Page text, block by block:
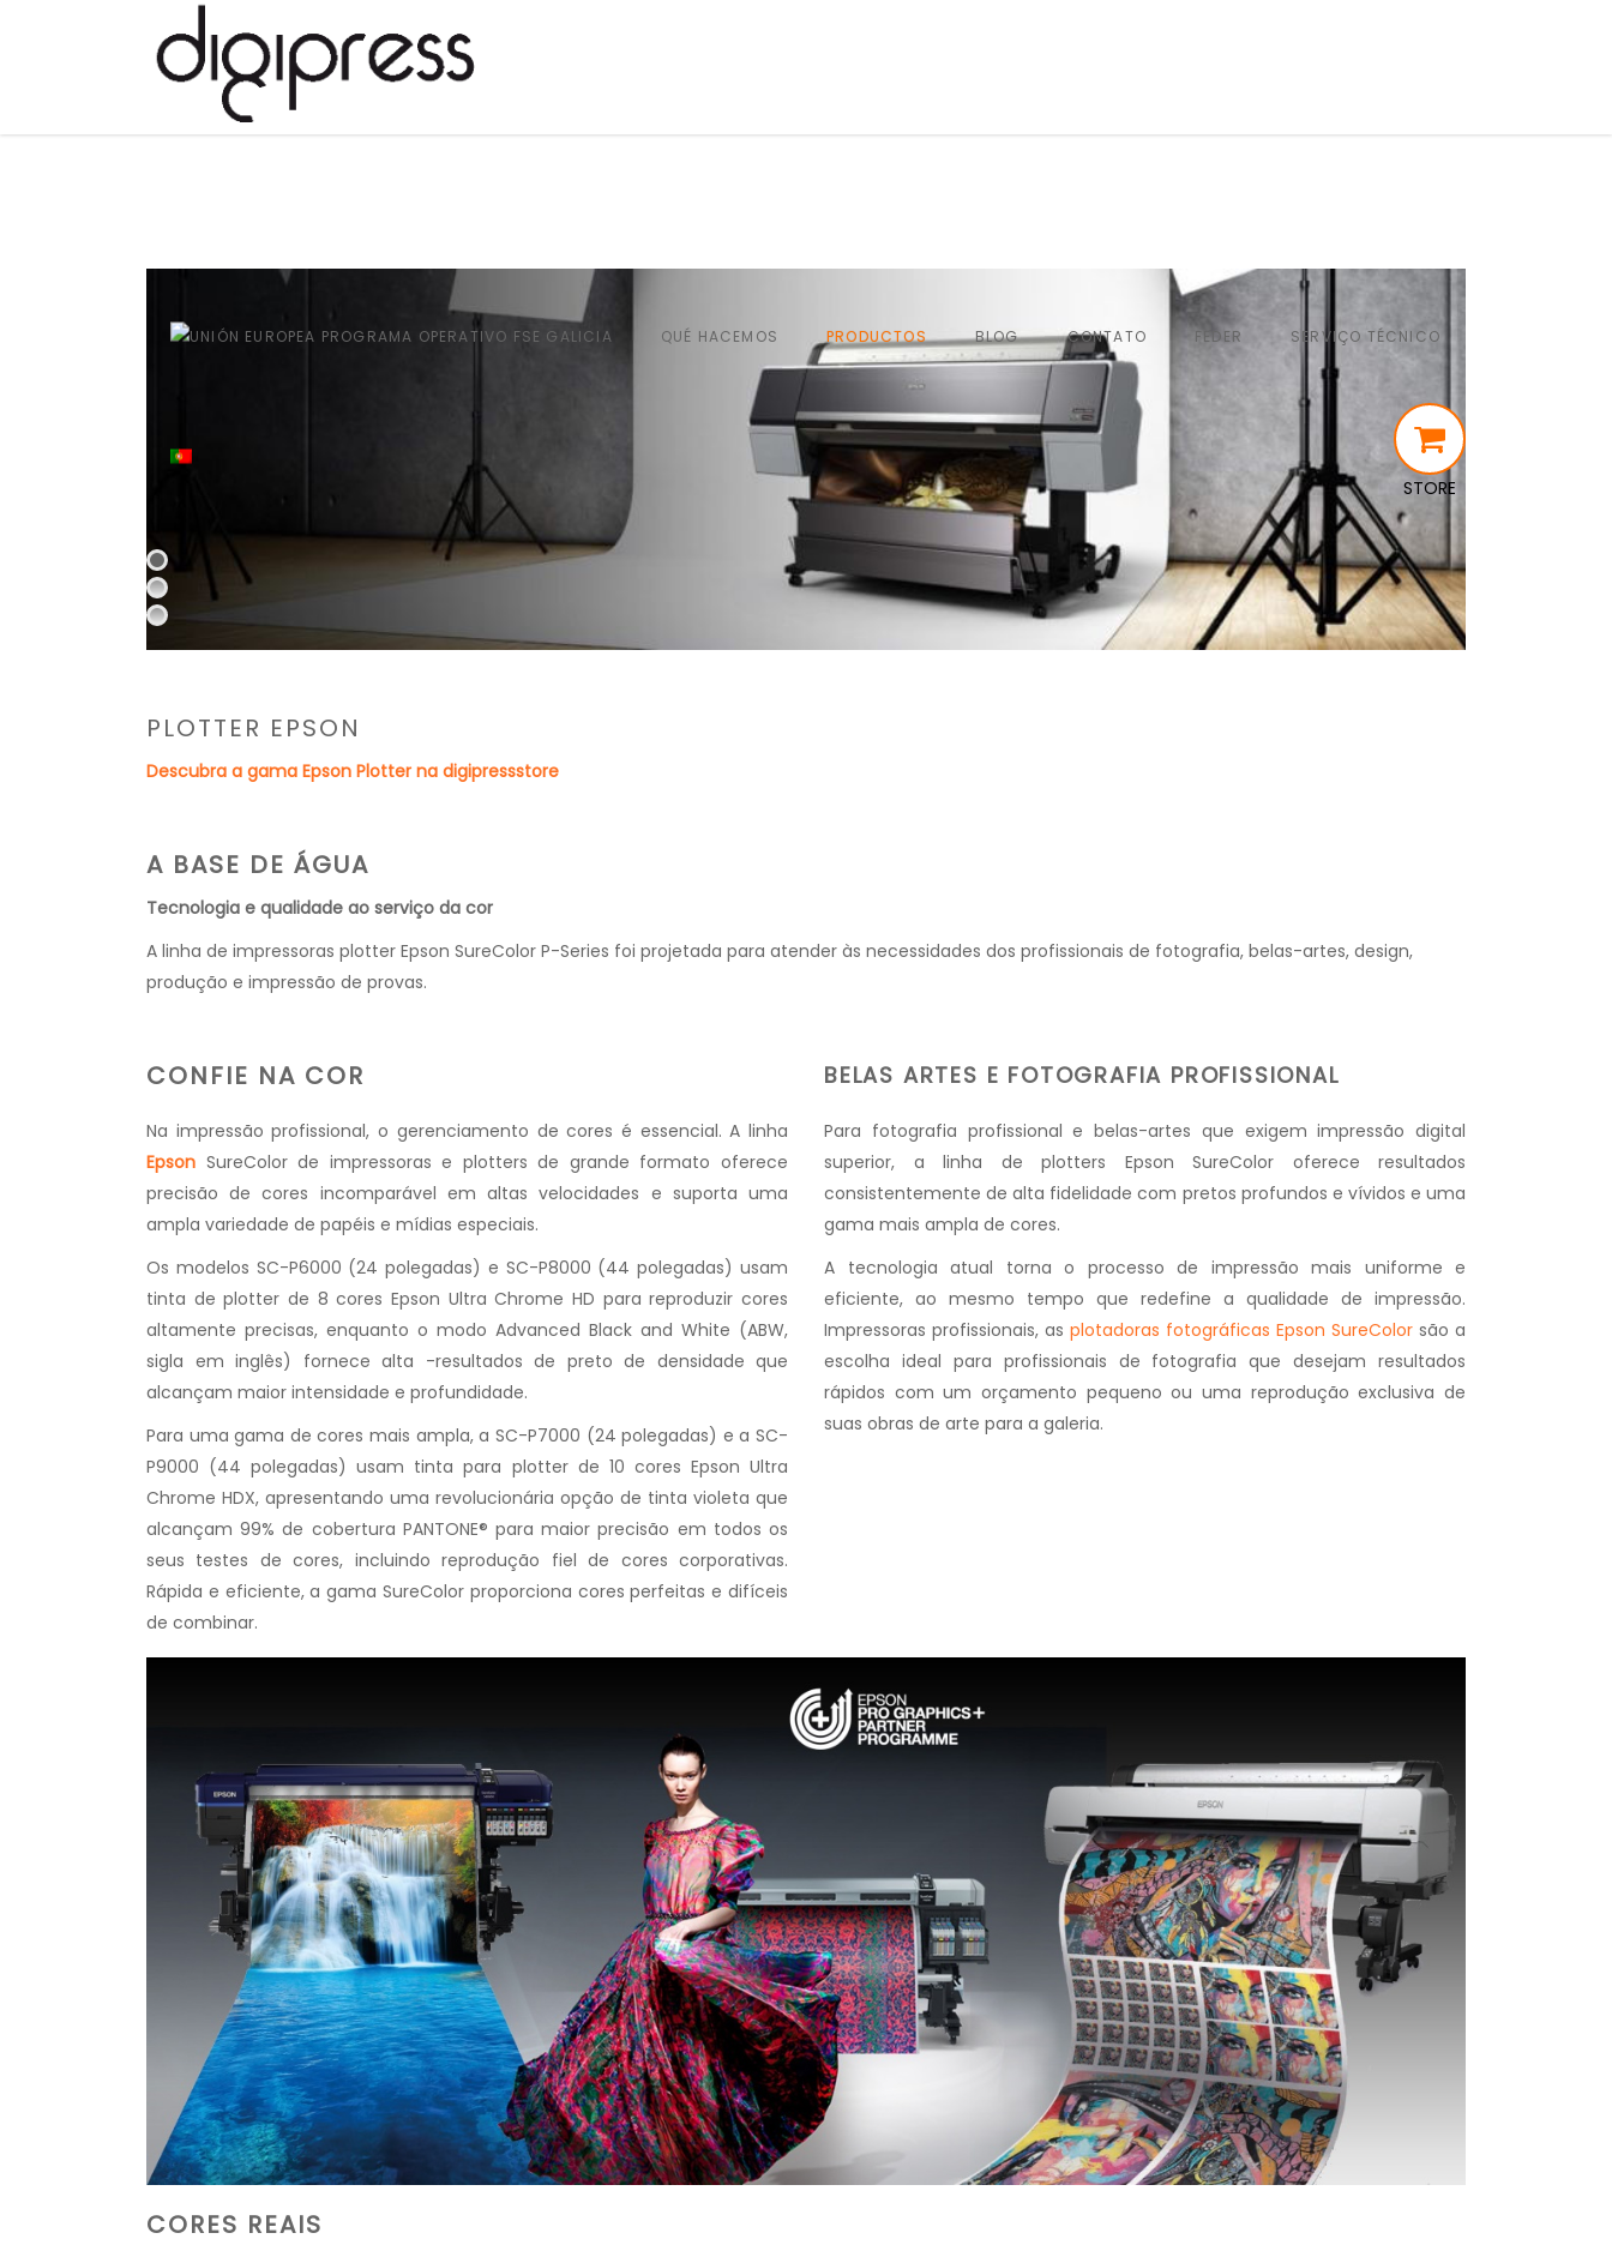
QUÉ HACEMOS PRODUCTOS BLOG CONTATO FEDER SERVIÇO TÉCNICO
STORE
PLOTTER EPSON
Descubra a gama Epson Plotter na digipressstore
A BASE DE ÁGUA
Tecnologia e qualidade ao serviço da cor
A linha de impressoras plotter Epson SureColor P-Series foi projetada para atender às necessidades dos profissionais de fotografia, belas-artes, design,
produção e impressão de provas.
CONFIE NA COR
Na impressão profissional, o gerenciamento de cores é essencial. A linha
Epson SureColor de impressoras e plotters de grande formato oferece
precisão de cores incomparável em altas velocidades e suporta uma
ampla variedade de papéis e mídias especiais.
Os modelos SC-P6000 (24 polegadas) e SC-P8000 (44 polegadas) usam
tinta de plotter de 8 cores Epson Ultra Chrome HD para reproduzir cores
altamente precisas, enquanto o modo Advanced Black and White (ABW,
sigla em inglês) fornece alta -resultados de preto de densidade que
alcançam maior intensidade e profundidade.
Para uma gama de cores mais ampla, a SC-P7000 (24 polegadas) e a SC-
P9000 (44 polegadas) usam tinta para plotter de 10 cores Epson Ultra
Chrome HDX, apresentando uma revolucionária opção de tinta violeta que
alcançam 99% de cobertura PANTONE® para maior precisão em todos os
seus testes de cores, incluindo reprodução fiel de cores corporativas.
Rápida e eficiente, a gama SureColor proporciona cores perfeitas e difíceis
de combinar.
BELAS ARTES E FOTOGRAFIA PROFISSIONAL
Para fotografia profissional e belas-artes que exigem impressão digital
superior, a linha de plotters Epson SureColor oferece resultados
consistentemente de alta fidelidade com pretos profundos e vívidos e uma
gama mais ampla de cores.
A tecnologia atual torna o processo de impressão mais uniforme e
eficiente, ao mesmo tempo que redefine a qualidade de impressão.
Impressoras profissionais, as plotadoras fotográficas Epson SureColor são a
escolha ideal para profissionais de fotografia que desejam resultados
rápidos com um orçamento pequeno ou uma reprodução exclusiva de
suas obras de arte para a galeria.
CORES REAIS